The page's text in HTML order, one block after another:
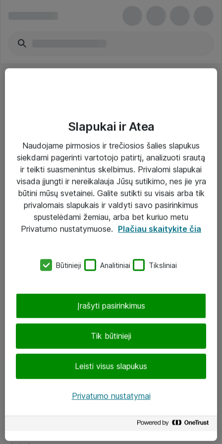
Paslaugos
Sprendimai
Įgyvendinti projektai
Atea ekspertų patarimai verslui
eShop@atea.lt
LinkedIn
Slapukai ir Atea
Naudojame pirmosios ir trečiosios šalies slapukus
siekdami pagerinti vartotojo patirtį, analizuoti srautą
ir teikti suasmenintus skelbimus. Privalomi slapukai
visada įjungti ir nereikalauja Jūsų sutikimo, nes jie yra
būtini mūsų svetainei. Galite sutikti su visais arba tik
privalomais slapukais ir valdyti savo pasirinkimus
spustelėdami žemiau, arba bet kuriuo metu
Privatumo nustatymuose. Plačiau skaitykite čia
Būtinieji Analitiniai Tiksliniai
Tik būtinieji
Leisti visus slapukus
Įrašyti pasirinkimus
Privatumo nustatymai